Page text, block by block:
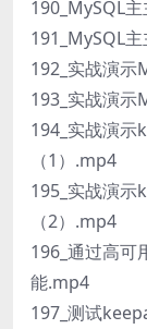
190_MySQL
191_MySQL
192_实战演示
193_实战演示
194_实战演示
（1）.mp4
195_实战演示
（2）.mp4
196_通过高可
能.mp4
197_测试